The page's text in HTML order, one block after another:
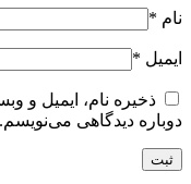
نام *
ایمیل *
ذخیره نام، ایمیل و
دوباره دیدگاهی می‌نویسم.